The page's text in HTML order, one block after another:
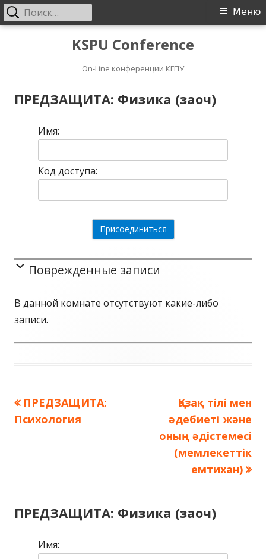
KSPU Conference
On-Line конференции КГПУ
Основное
Меню
Найти:
ПРЕДЗАЩИТА: Физика (заоч)
Имя:
Код доступа:
Поврежденные записи
В данной комнате отсутствуют какие-либо
записи.
Навигация
Предыдущая
запись:
ПРЕДЗАЩИТА:
Психология
Следующая
запись:
Қазақ тілі мен
әдебиеті және
оның әдістемесі
(мемлекеттік
емтихан)
ПРЕДЗАЩИТА: Физика (заоч)
Имя: